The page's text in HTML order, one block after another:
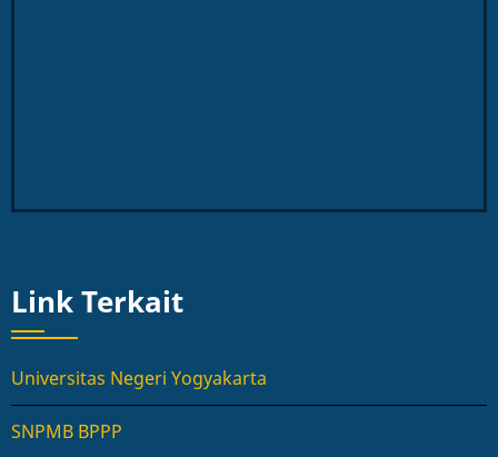
Link Terkait
Universitas Negeri Yogyakarta
SNPMB BPPP